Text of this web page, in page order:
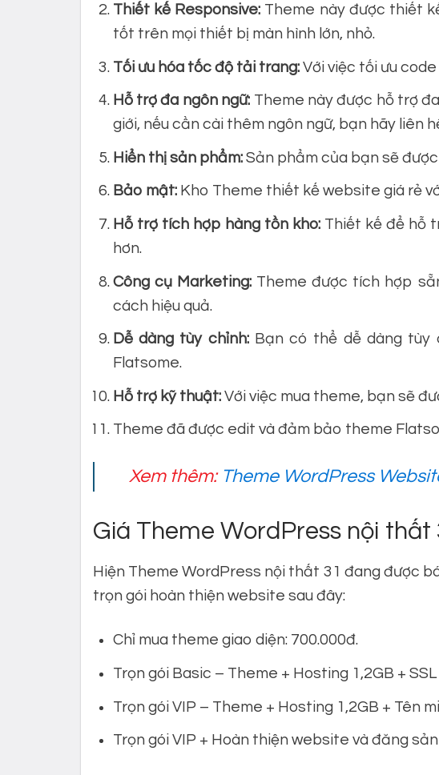
Thiết kế Responsive: Theme này được thiết
tốt trên mọi thiết bị màn hình lớn, nhỏ.
Tối ưu hóa tốc độ tải trang:Với việc tối ưu
Hỗ trợ đa ngôn ngữ: Theme này được hỗ trợ
giới, nếu cần cài thêm ngôn ngữ, bạn hãy liên
Hiển thị sản phẩm:Sản phẩm của bạn sẽ
Bảo mật: Kho Theme thiết kế website giá rẻ
Hỗ trợ tích hợp hàng tồn kho:Thiết kế để hỗ
hơn.
Công cụ Marketing:Theme được tích hợp
cách hiệu quả.
Dễ dàng tùy chỉnh:Bạn có thể dễ dàng tùy
Flatsome.
Hỗ trợ kỹ thuật:Với việc mua theme, bạn sẽ
Theme đã được edit và đảm bảo theme
Xem thêm: Theme WordPress
Giá Theme WordPress nội thất
Hiện Theme WordPress nội thất 31 đang được
trọn gói hoàn thiện website sau đây:
Chỉ mua theme giao diện: 700.000đ.
Trọn gói Basic – Theme + Hosting 1,2GB +
Trọn gói VIP – Theme + Hosting 1,2GB + Tên
Trọn gói VIP + Hoàn thiện website và đăng